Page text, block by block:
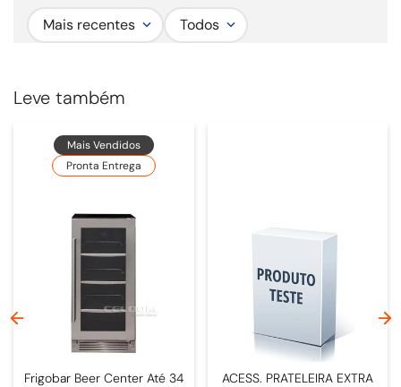
velocidades para ajuste prático da exaustão conforme a necessidade de
uso. Conta ainda com 1 ou 2 pares de spots ou fita LED, personalizados de
acordo com a solicitação do cliente.
Mais recentes Todos
Leve também
Mais Vendidos
Pronta Entrega
Frigobar Beer Center Até 34
ACESS. PRATELEIRA EXTRA